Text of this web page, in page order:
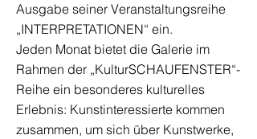
Ausgabe seiner Veranstaltungsreihe
„INTERPRETATIONEN“ ein.
Jeden Monat bietet die Galerie im
Rahmen der „KulturSCHAUFENSTER“-
Reihe ein besonderes kulturelles
Erlebnis: Kunstinteressierte kommen
zusammen, um sich über Kunstwerke,